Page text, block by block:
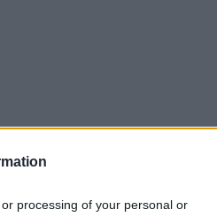
processing of your personal or